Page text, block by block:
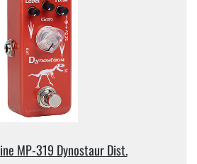
MP-​319 Dynostaur Dist.